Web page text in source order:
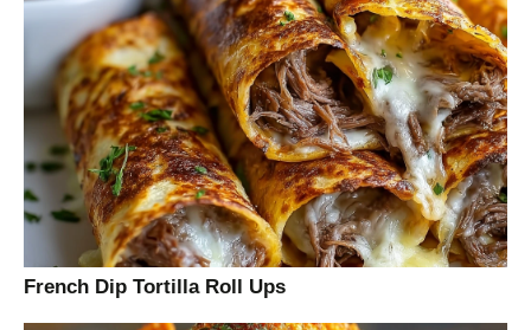
French Dip Tortilla Roll Ups